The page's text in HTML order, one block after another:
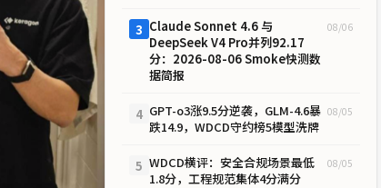
3 Claude Sonnet 4.6 与
DeepSeek V4 Pro并列92.17
分：2026-08-06 Smoke快测数
据简报
08/06
4 GPT-o3涨9.5分逆袭，GLM-4.6暴
跌14.9，WDCD守约榜5模型洗牌
08/05
5 WDCD横评：安全合规场景最低
1.8分，工程规范集体4分满分
08/05